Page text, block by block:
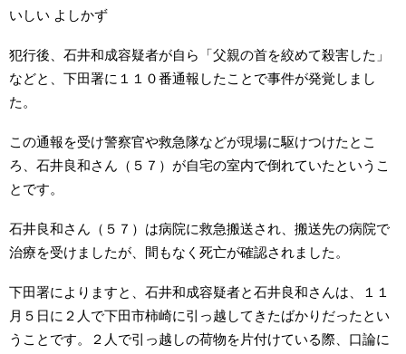
いしい よしかず
犯行後、石井和成容疑者が自ら「父親の首を絞めて殺害した」
などと、下田署に１１０番通報したことで事件が発覚しまし
た。
この通報を受け警察官や救急隊などが現場に駆けつけたとこ
ろ、石井良和さん（５７）が自宅の室内で倒れていたというこ
とです。
石井良和さん（５７）は病院に救急搬送され、搬送先の病院で
治療を受けましたが、間もなく死亡が確認されました。
下田署によりますと、石井和成容疑者と石井良和さんは、１１
月５日に２人で下田市柿崎に引っ越してきたばかりだったとい
うことです。２人で引っ越しの荷物を片付けている際、口論に